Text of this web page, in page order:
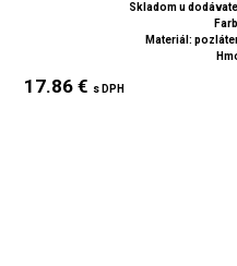
Skladom u
Materiál:
17.86 € s DPH